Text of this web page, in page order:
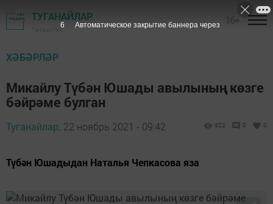
ТУГАНАЙЛАР
Татарстан
ХӘБӘРЛӘР
Микайлу Түбән Юшады авылының көзге
бәйрәме булган
Туганайлар, 22 ноябрь 2021 - 09:42 922 0 0
Түбән Юшадыдан Наталья Чепкасова яза
5 Автоматическое закрытие баннера через